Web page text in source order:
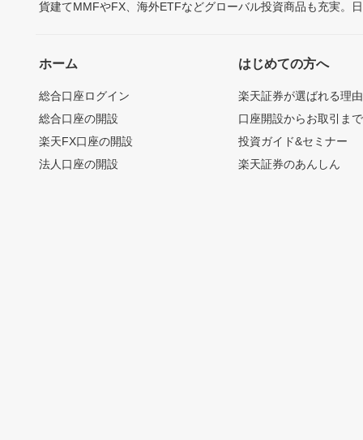
貨建てMMFやFX、海外ETFなどグローバル投資商品も充実。
ホーム
総合口座ログイン
総合口座の開設
楽天FX口座の開設
法人口座の開設
はじめての方へ
楽天証券が選ばれる理由
口座開設からお取引ま
投資ガイド&セミナー
楽天証券のあんしん